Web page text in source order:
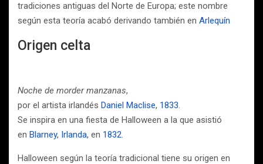
tradiciones antiguas del Norte de Europa; este nombre
según esta teoría acabó derivando también en Arlequín
Origen celta
Noche de morder manzanas,
por el artista irlandés Daniel Maclise, 1833.
Se inspira en una fiesta de Halloween a la que asistió
en Blarney, Irlanda, en 1832.
Halloween según la teoría tradicional tiene su origen en